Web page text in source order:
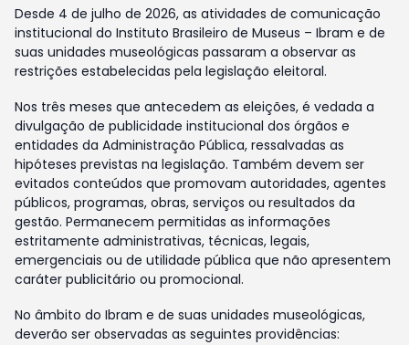
Desde 4 de julho de 2026, as atividades de comunicação
institucional do Instituto Brasileiro de Museus – Ibram e de
suas unidades museológicas passaram a observar as
restrições estabelecidas pela legislação eleitoral.
Nos três meses que antecedem as eleições, é vedada a
divulgação de publicidade institucional dos órgãos e
entidades da Administração Pública, ressalvadas as
hipóteses previstas na legislação. Também devem ser
evitados conteúdos que promovam autoridades, agentes
públicos, programas, obras, serviços ou resultados da
gestão. Permanecem permitidas as informações
estritamente administrativas, técnicas, legais,
emergenciais ou de utilidade pública que não apresentem
caráter publicitário ou promocional.
No âmbito do Ibram e de suas unidades museológicas,
deverão ser observadas as seguintes providências: